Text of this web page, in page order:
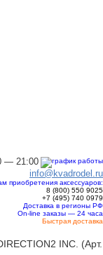
— 21:00
info@kvadrodel.ru
приобретения аксессуаров:
8 (800) 550 9025
+7 (495) 740 0979
Доставка в регионы РФ
On-line заказы — 24 часа
Быстрая доставка
INC. (Арт.